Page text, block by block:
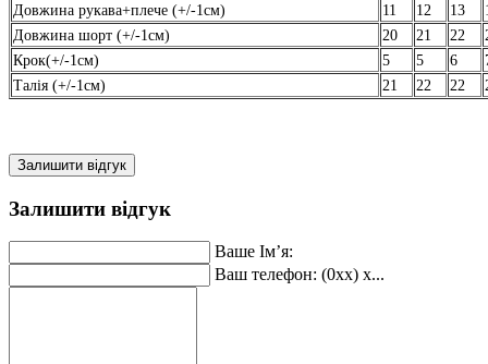
Довжина рукава+плече (+/-1см)
11 12 13
Довжина шорт (+/-1см)
20 21 22
Крок(+/-1см)
5 5 6
Талія (+/-1см)
21 22 22
Залишити відгук
Залишити відгук
Ваше Ім’я:
Ваш телефон: (0xx) x...